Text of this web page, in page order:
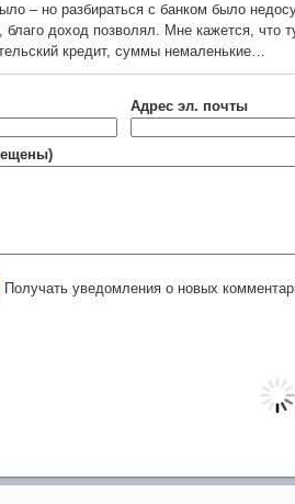
– но разбираться с банком было
доход позволял. Мне кажется, что
кредит, суммы немаленькие…
Адрес эл. почты
Получать уведомления о новых